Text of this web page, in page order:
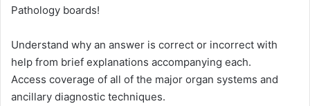
Pathology boards!
Understand why an answer is correct or incorrect with
help from brief explanations accompanying each.
Access coverage of all of the major organ systems and
ancillary diagnostic techniques.